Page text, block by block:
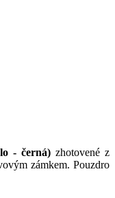
- černá) zhotovené z
zámkem. Pouzdro